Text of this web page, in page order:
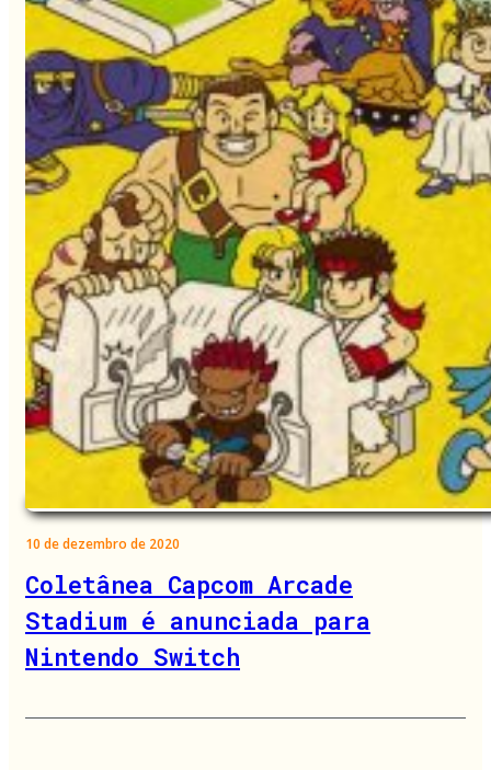
10 de dezembro de 2020
Coletânea Capcom Arcade
Stadium é anunciada para
Nintendo Switch